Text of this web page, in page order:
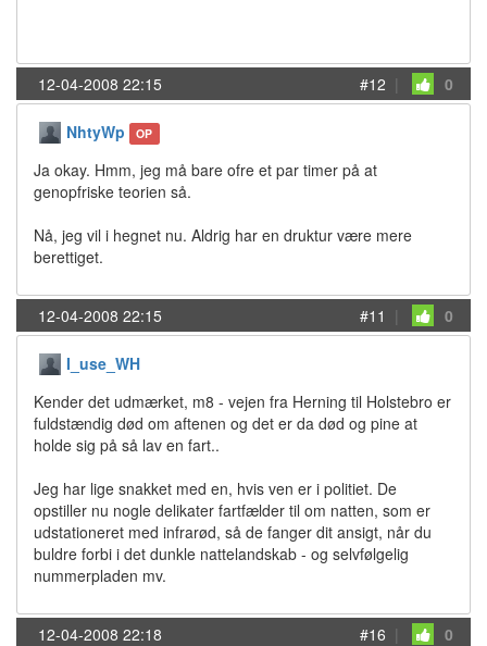
12-04-2008 22:15 #12 | 0
NhtyWp OP
Ja okay. Hmm, jeg må bare ofre et par timer på at
genopfriske teorien så.
Nå, jeg vil i hegnet nu. Aldrig har en druktur være mere
berettiget.
12-04-2008 22:15 #11 | 0
I_use_WH
Kender det udmærket, m8 - vejen fra Herning til Holstebro er
fuldstændig død om aftenen og det er da død og pine at
holde sig på så lav en fart..
Jeg har lige snakket med en, hvis ven er i politiet. De
opstiller nu nogle delikater fartfælder til om natten, som er
udstationeret med infrarød, så de fanger dit ansigt, når du
buldre forbi i det dunkle nattelandskab - og selvfølgelig
nummerpladen mv.
12-04-2008 22:18 #16 | 0